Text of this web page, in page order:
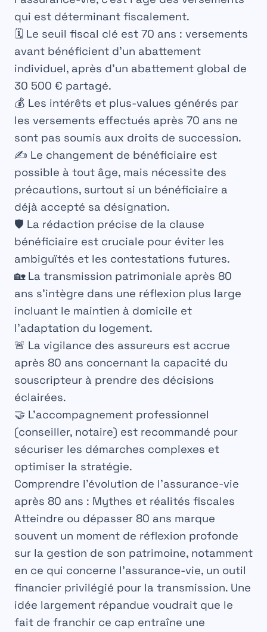
qui est déterminant fiscalement.
🗓️ Le seuil fiscal clé est 70 ans : versements
avant bénéficient d’un abattement
individuel, après d’un abattement global de
30 500 € partagé.
💰 Les intérêts et plus-values générés par
les versements effectués après 70 ans ne
sont pas soumis aux droits de succession.
✍️ Le changement de bénéficiaire est
possible à tout âge, mais nécessite des
précautions, surtout si un bénéficiaire a
déjà accepté sa désignation.
🛡️ La rédaction précise de la clause
bénéficiaire est cruciale pour éviter les
ambiguïtés et les contestations futures.
🏡 La transmission patrimoniale après 80
ans s’intègre dans une réflexion plus large
incluant le maintien à domicile et
l’adaptation du logement.
🚨 La vigilance des assureurs est accrue
après 80 ans concernant la capacité du
souscripteur à prendre des décisions
éclairées.
🤝 L’accompagnement professionnel
(conseiller, notaire) est recommandé pour
sécuriser les démarches complexes et
optimiser la stratégie.
Comprendre l’évolution de l’assurance-vie
après 80 ans : Mythes et réalités fiscales
Atteindre ou dépasser 80 ans marque
souvent un moment de réflexion profonde
sur la gestion de son patrimoine, notamment
en ce qui concerne l’assurance-vie, un outil
financier privilégié pour la transmission. Une
idée largement répandue voudrait que le
fait de franchir ce cap entraîne une